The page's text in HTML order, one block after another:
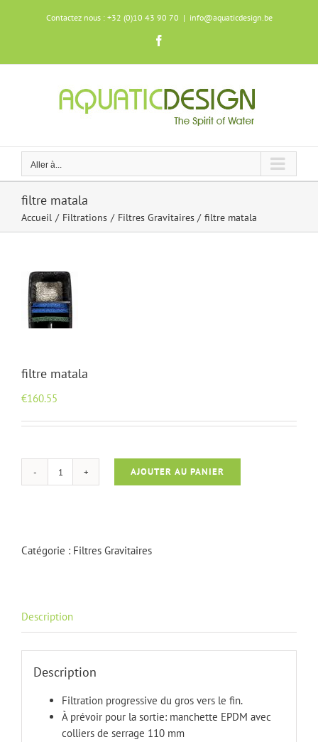
Contactez nous : +32 (0)10 43 90 70 | info@aquaticdesign.be
Aller à...
filtre matala
Accueil Filtrations Filtres Gravitaires filtre matala
filtre matala
€160.55
quantité
AJOUTER AU PANIER
Catégorie : Filtres Gravitaires
Description
Description
Filtration progressive du gros vers le fin.
À prévoir pour la sortie: manchette EPDM avec
colliers de serrage 110 mm